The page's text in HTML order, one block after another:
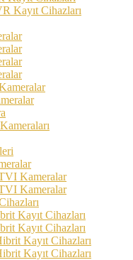
Cihazları
Kameralar
Kameralar
Kayıt Cihazları
Kayıt Cihazları
Kayıt Cihazları
Kayıt Cihazları